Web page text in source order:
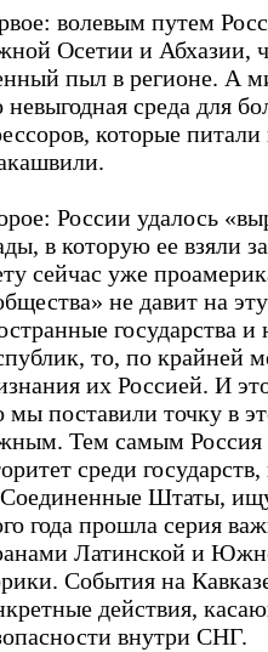
волевым путем
Осетии и Абхазии,
пыл в регионе. А
невыгодная среда для
которые
России удалось
в которую ее
сейчас уже
не давит на
государства
то, по крайней
их Россией. И
мы поставили точку в
Тем самым Россия
среди
Штаты,
года прошла серия
Латинской и
События на
действия,
внутри СНГ.